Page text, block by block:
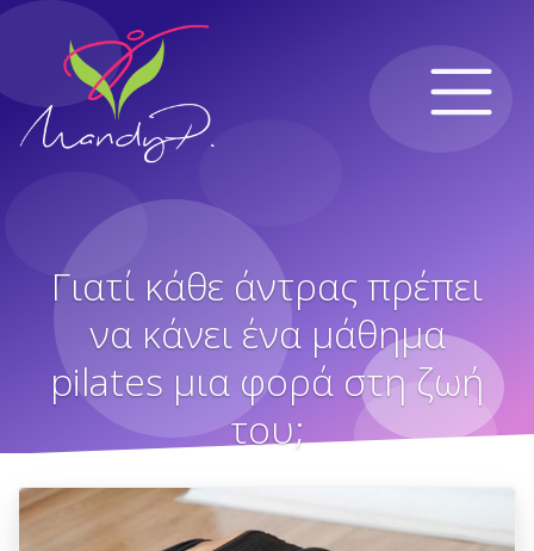
Γιατί κάθε άντρας πρέπει
να κάνει ένα μάθημα
pilates μια φορά στη ζωή
του;